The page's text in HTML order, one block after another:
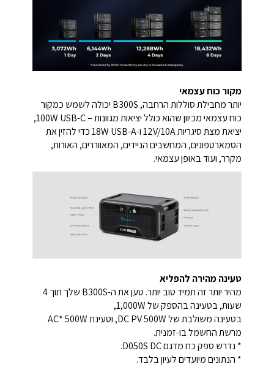
מקור כוח עצמאי
יותר מחבילת סוללות הרחבה, B300S יכולה לשמש כמקור
כוח עצמאי מכיוון שהוא כולל יציאות מגוונות – 100W USB-C,
יציאת מצת סיגריות 12V/10A ו-18W USB-A כדי להזין את
הסמארטפונים, המחשבים הניידים, המאווררים, האורות,
מקרר, ועוד באופן עצמאי.
טעינה מהירה להפליא
מהיר יותר זה תמיד טוב יותר. טען את ה-B300S שלך תוך 4
שעות, בטעינה בהספק של 1,000W,
בטעינה משולבת של DC PV 500W, וטעינת AC* 500W
מרשת החשמל בו-זמנית.
* נדרש ספק כח מדגם D050S DC.
* הנתונים מיועדים לעיון בלבד.